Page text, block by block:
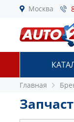
Москва
Главная